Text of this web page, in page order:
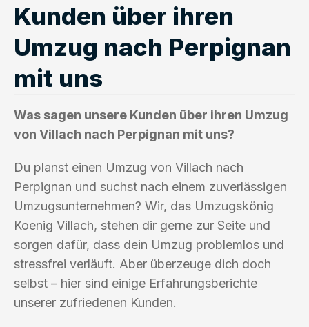
Kunden über ihren
Umzug nach Perpignan
mit uns
Was sagen unsere Kunden über ihren Umzug
von Villach nach Perpignan mit uns?
Du planst einen Umzug von Villach nach
Perpignan und suchst nach einem zuverlässigen
Umzugsunternehmen? Wir, das Umzugskönig
Koenig Villach, stehen dir gerne zur Seite und
sorgen dafür, dass dein Umzug problemlos und
stressfrei verläuft. Aber überzeuge dich doch
selbst – hier sind einige Erfahrungsberichte
unserer zufriedenen Kunden.